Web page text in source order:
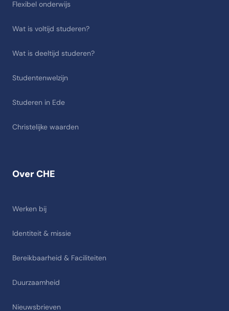
Over CHE
Werken bij
Identiteit & missie
Bereikbaarheid & Faciliteiten
Duurzaamheid
Nieuwsbrieven
Flexibel onderwijs
Wat is voltijd studeren?
Wat is deeltijd studeren?
Studentenwelzijn
Studeren in Ede
Christelijke waarden